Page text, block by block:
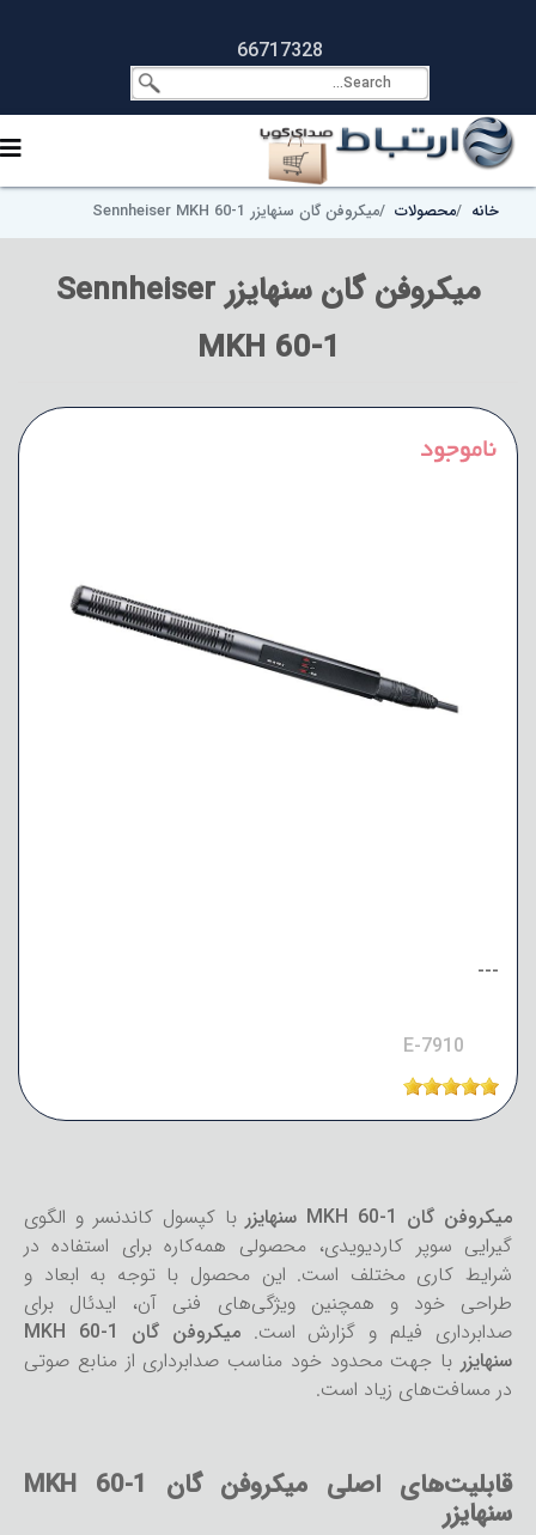
66717328
خانه محصولات میکروفن گان سنهایزر Sennheiser MKH 60-1
میکروفن گان سنهایزر Sennheiser
MKH 60-1
---
E-7910
میکروفن گان MKH 60-1 سنهایزر
با کپسول کاندنسر و الگوی
گیرایی سوپر کاردیویدی، محصولی همه‌کاره برای استفاده در
شرایط کاری مختلف است. این محصول با توجه به ابعاد و
طراحی خود و همچنین ویژگی‌های فنی آن، ایدئال برای
صدابرداری فیلم و گزارش است.
میکروفن گان MKH 60-1
سنهایزر با جهت محدود خود مناسب صدابرداری از منابع صوتی
در مسافت‌های زیاد است.
قابلیت‌های اصلی میکروفن گان MKH 60-1
سنهایزر